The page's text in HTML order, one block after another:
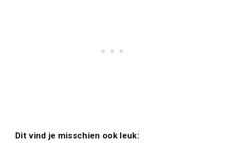
Dit vind je misschien ook leuk: